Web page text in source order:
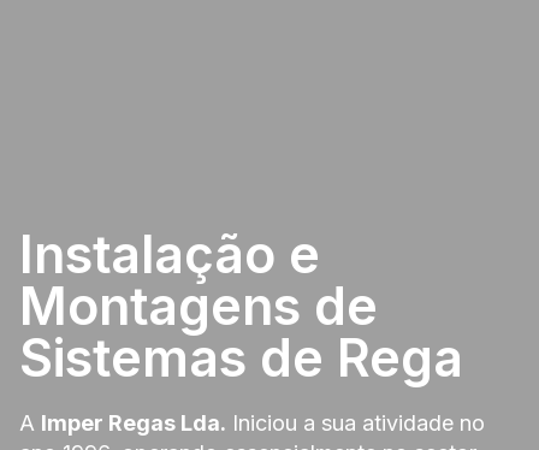
Instalação e
Montagens de
Sistemas de Rega
A Imper Regas Lda. Iniciou a sua atividade no